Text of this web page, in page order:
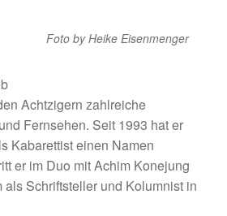
Foto by Heike Eisenmenger
Achtzigern zahlreiche
Fernsehen. Seit 1993 hat er
Kabarettist einen Namen
er im Duo mit Achim Konejung
als Schriftsteller und Kolumnist in